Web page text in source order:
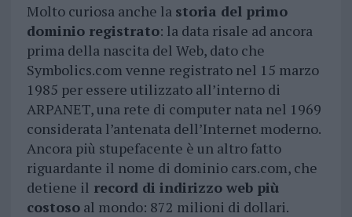
Molto curiosa anche la storia del primo
dominio registrato: la data risale ad ancora
prima della nascita del Web, dato che
Symbolics.com venne registrato nel 15 marzo
1985 per essere utilizzato all’interno di
ARPANET, una rete di computer nata nel 1969
considerata l’antenata dell’Internet moderno.
Ancora più stupefacente è un altro fatto
riguardante il nome di dominio cars.com, che
detiene il record di indirizzo web più
costosoal mondo: 872 milioni di dollari.